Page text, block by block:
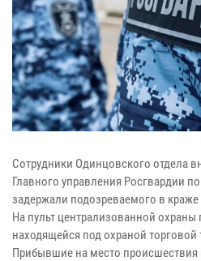
Сотрудники Одинцовского отдела
Главного управления Росгвардии
задержали подозреваемого в краже
На пульт централизованной охраны
находящейся под охраной
Прибывшие на место происшествия